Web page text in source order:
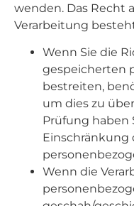
wenden. Das Recht
Verarbeitung
Wenn Sie die
gespeicherten
bestreiten,
um dies zu
Prüfung haben
Einschränkung
Wenn die